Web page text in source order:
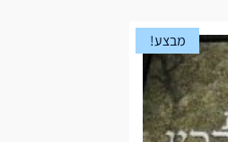
מבצע!